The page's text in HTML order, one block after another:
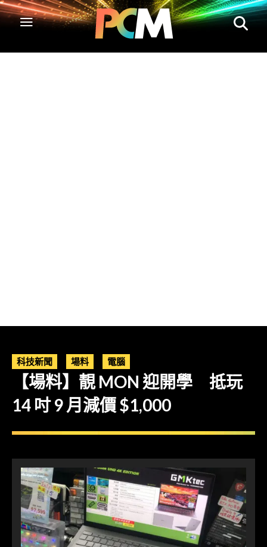
科技新聞 場料 電腦
【場料】靚 MON 迎開學 抵玩
14 吋 9 月減價 $1,000